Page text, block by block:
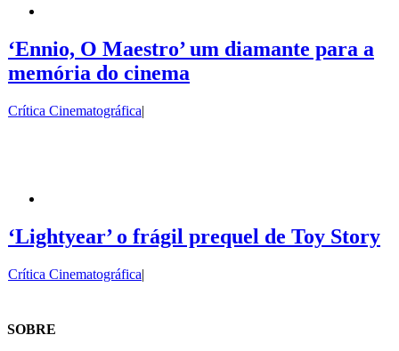
‘Ennio, O Maestro’ um diamante para a
memória do cinema
Crítica Cinematográfica|
‘Lightyear’ o frágil prequel de Toy Story
Crítica Cinematográfica|
SOBRE